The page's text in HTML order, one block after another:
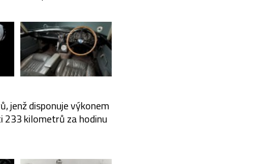
jenž disponuje výkonem
kilometrů za hodinu